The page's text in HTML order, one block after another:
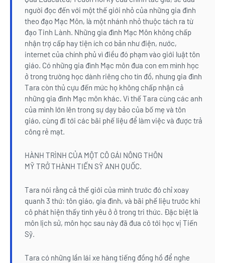
người đọc đến với một thế giới nhỏ của những gia đình
theo đạo Mạc Môn, là một nhánh nhỏ thuộc tách ra từ
đạo Tinh Lành. Những gia đình Mạc Môn không chấp
nhận trợ cấp hay tiện ích cơ bản như điện, nước,
internet của chính phủ vì điều đó phạm vào giới luật tôn
giáo. Có những gia đình Mạc môn đưa con em mình học
ở trong trường học dành riêng cho tín đồ, nhưng gia đình
Tara còn thủ cựu đến mức họ không chấp nhận cả
những gia đình Mạc môn khác. Vì thế Tara cùng các anh
của mình lớn lên trong sự dạy bảo của bố mẹ và tôn
giáo, cùng đi tới các bãi phế liệu để làm việc và được trả
công rẻ mạt.
HÀNH TRÌNH CỦA MỘT CÔ GÁI NÔNG THÔN
MỸ TRỞ THÀNH TIẾN SỸ ANH QUỐC.
Tara nói rằng cả thế giới của mình trước đó chỉ xoay
quanh 3 thứ: tôn giáo, gia đình, và bãi phế liệu trước khi
cô phát hiện thấy tình yêu ở ở trong tri thức. Đặc biệt là
môn lịch sử, môn học sau này đã đưa cô tới học vị Tiến
Sỹ.
Tara có những lần lái xe hàng tiếng đồng hồ để nghe